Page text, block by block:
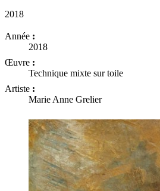
2018
Année :
2018
Œuvre :
Technique mixte sur toile
Artiste :
Marie Anne Grelier